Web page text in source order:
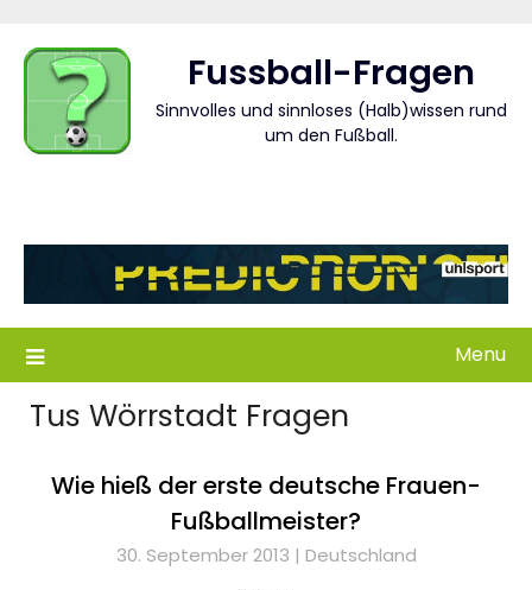
content
Fussball-Fragen
Sinnvolles und sinnloses (Halb)wissen rund
um den Fußball.
Menu
Tus Wörrstadt Fragen
Wie hieß der erste deutsche Frauen-
Fußballmeister?
30. September 2013 | Deutschland